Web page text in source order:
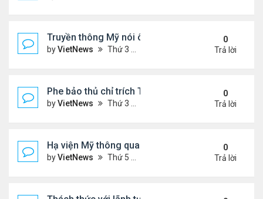
Truyền thông Mỹ nói ông Trump muốn chuyển 10
byVietNews Thứ 3 Tháng 7 08, 2025 5:14 pm
0
Trả lời
Phe bảo thủ chỉ trích Tổng thống Iran 'mềm
byVietNews Thứ 3 Tháng 7 08, 2025 8:27 am
0
Trả lời
Hạ viện Mỹ thông qua 'dự luật to đẹp'
byVietNews Thứ 5 Tháng 7 03, 2025 4:26 pm
0
Trả lời